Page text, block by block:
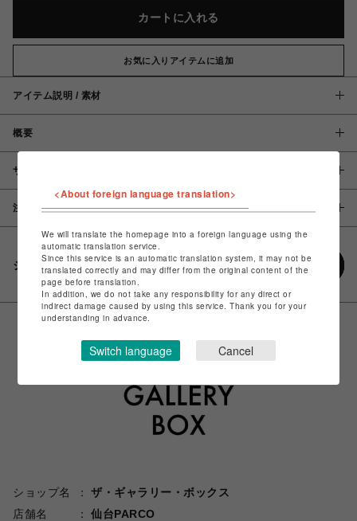
カートに入れる
お気に入りアイテムに追加
アイテム説明 / 素材
概要
サイズ
注意事項
シェアする
ショップ名
ザ・ギャラリー・ボックス
店舗名
仙台PARCO
<About foreign language translation>
We will translate the homepage into a foreign language using the
automatic translation service.
Since this service is an automatic translation system, it may not be
translated correctly and may differ from the original content of the
page before translation.
In addition, we do not take any responsibility for any direct or
indirect damage caused by using this service. Thank you for your
understanding in advance.
Switch language Cancel